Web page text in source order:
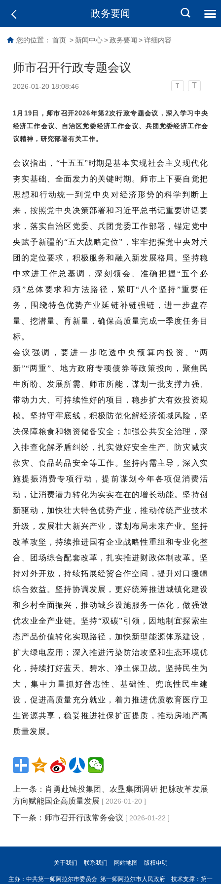
政务要闻
您的位置： 首页 > 新闻中心 > 政务要闻 > 详细内容
师市召开行政专题会议
2026-01-20 18:08:46 T T
1月19日，师市召开2026年第2次行政专题会议，深入学习中央
经济工作会议、自治区党委经济工作会议、兵团党委经济工作会
议精神，研究部署有关工作。
会议指出， “十五五”时期 是基本实现社会主义现代化
夯实基础、全面发力的关键时期。师市上下要自觉把
思想和行动统一到党中央对经济形势的科学判断上
来，按照党中央决策部署和习近平总书记重要讲话要
求，落实自治区党委、兵团党委工作部署，锚定党中
央赋予新疆的“五大战略定位”，牢牢把握党中央对兵
团的定位要求，积极服务和融入新发展格局。坚持稳
中求进工作总基调，深刻领会、准确把握“五个必
须”总体要求和方法路径，紧盯“八个坚持”重要任
务，围绕特色优势产业延链补链强链，进一步盘存
量、挖潜量、育新量，确保高质量完成一季度任务目
标。
会议强调，要进一步吃透中央预算内投资、 “两
新”“两重”、地方政府专项债券等政策投向，聚焦民
生所盼、发展所需、师市所能，谋划一批支撑力强、
带动力大、可持续性好的项目，稳步扩大有效投资规
模。坚持守牢底线，积极防范化解经济领域风险，坚
决保障粮食和物资储备安全；加强公共安全治理，深
入排查化解矛盾纠纷，扎实做好安全生产、防灾减灾
救灾、食品药品安全等工作。坚持内需主导，深入实
施提振消费专项行动，提前谋划今年各项促消费活
动，让消费潜力转化为实实在在的增长动能。坚持创
新驱动，加快壮大特色优势产业，推动传统产业技术
升级，发展壮大新兴产业，谋划布局未来产业。坚持
改革攻坚，持续推进国有企业战略性重组和专业化整
合、团场综合配套改革，扎实推进财政体制改革。坚
持对外开放，持续拓展经贸合作空间，提升对口援疆
综合效益。坚持协调发展，更好统筹推进城镇化建设
和乡村全面振兴，推动城乡设施服务一体化，做强做
优农业全产业链。坚持“双碳”引领，因地制宜探索生
态产品价值转化实现路径，加快新型能源体系建设，
扩大绿电应用；深入推进污染防治攻坚和生态环境优
化，持续打好蓝天、碧水、净土保卫战。坚持民生为
大，集中力量抓好普惠性、基础性、兜底性民生建
设，促进高质量充分就业，着力推进优质教育医疗卫
生资源共享，稳妥推进社保扩面提质，推动房地产高
质量发展。
上一条： 肖勇赴城投集团、农垦集团调研 把脉改革发展
方向赋能国企高质量发展 [ 2026-01-20 ]
下一条： 师市召开行政常务会议 [ 2026-01-22 ]
关于我们 联系我们 网站地图 版权申明
主办：中共第一师阿拉尔市委员会 第一师阿拉尔市人民政府 技术支撑：第一